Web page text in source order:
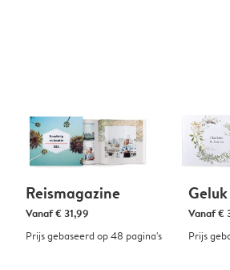
Reismagazine
Vanaf€ 31,99
Prijs gebaseerd op 48 pagina's
Vanaf€
Prijs